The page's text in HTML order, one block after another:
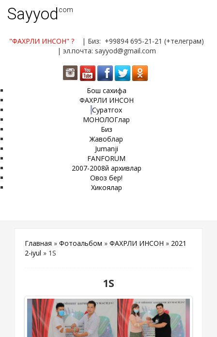
Sayyod.com
"ФАХРЛИ ИНСОН" ?
| Биз: +99894 695-21-21 (+телеграм)
| эл.почта: sayyod@gmail.com
Бош сахифа
ФАХРЛИ ИНСОН
Суратгох
МОНОЛОГлар
Биз
Жавоблар
Jumanji
FANFORUM
2007-2008й архивлар
Овоз бер!
Хикоялар
Главная » Фотоальбом » ФАХРЛИ ИНСОН » 2021
2-iyul » 1S
1S